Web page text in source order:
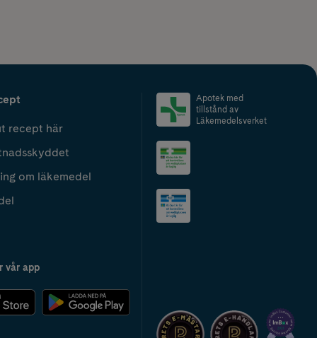
recept här
om läkemedel
vår app
Apotek med
tillstånd av
Läkemedelsverket